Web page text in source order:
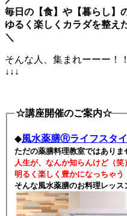
毎日の【食】や【暮らし】
ゆるく楽しくカラダを整え
＼
そんな人、集まれーーー！
↓↓↓
☆講座開催のご案内☆
◆風水薬膳Ⓡライフスタ
ただの薬膳料理教室ではありま
人生が、なんか知らんけど（笑）
明るく楽しく豊かになっちゃう
そんな風水薬膳のお料理レッス